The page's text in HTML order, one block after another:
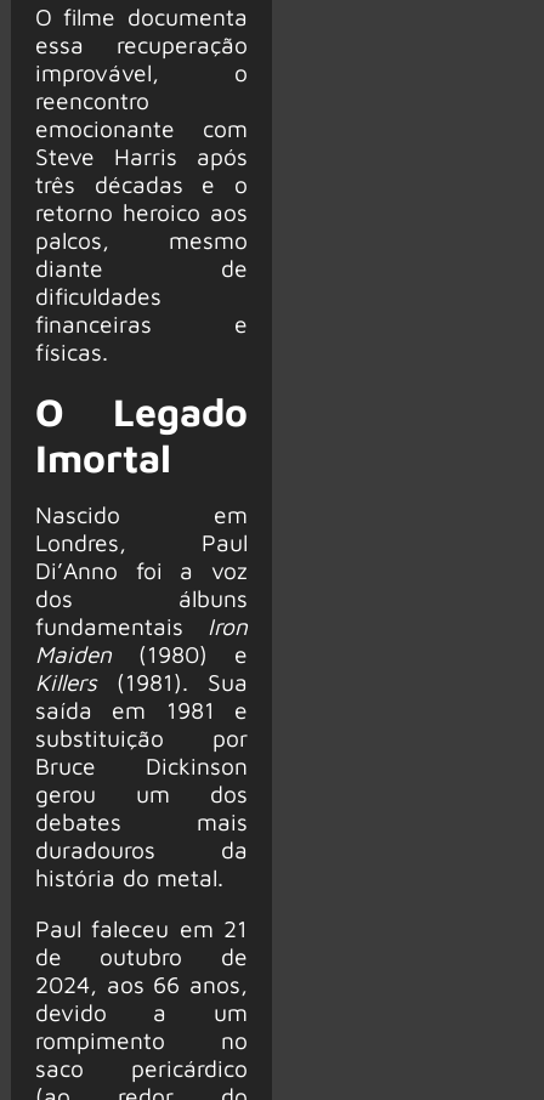
O filme documenta
essa recuperação
improvável, o
reencontro
emocionante com
Steve Harris após
três décadas e o
retorno heroico aos
palcos, mesmo
diante de
dificuldades
financeiras e
físicas.
O Legado
Imortal
Nascido em
Londres, Paul
Di’Anno foi a voz
dos álbuns
fundamentais Iron
Maiden(1980) e
Killers(1981). Sua
saída em 1981 e
substituição por
Bruce Dickinson
gerou um dos
debates mais
duradouros da
história do metal.
Paul faleceu em 21
de outubro de
2024, aos 66 anos,
devido a um
rompimento no
saco pericárdico